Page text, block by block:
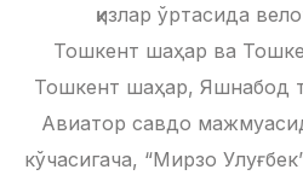
қизлар ўртасида
Тошкент шаҳар ва
Тошкент шаҳар, Яшнабод
Авиатор савдо
кўчасигача, “Мирзо